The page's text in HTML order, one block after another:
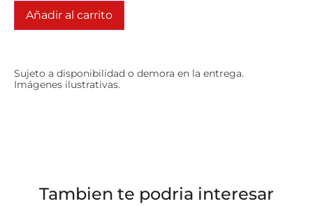
Añadir al carrito
Sujeto a disponibilidad o demora en la entrega.
Imágenes ilustrativas.
Tambien te podria interesar